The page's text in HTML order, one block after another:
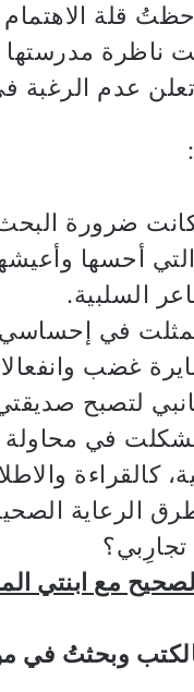
قلة
ناظرة
عدم الرغبة
:
ضرورة
التي أحسها
السلبية.
في إحساسي
غضب
لتصبح
في محاولة
كالقراءة
الرعاية
مع ابنتي
وبحثتُ في